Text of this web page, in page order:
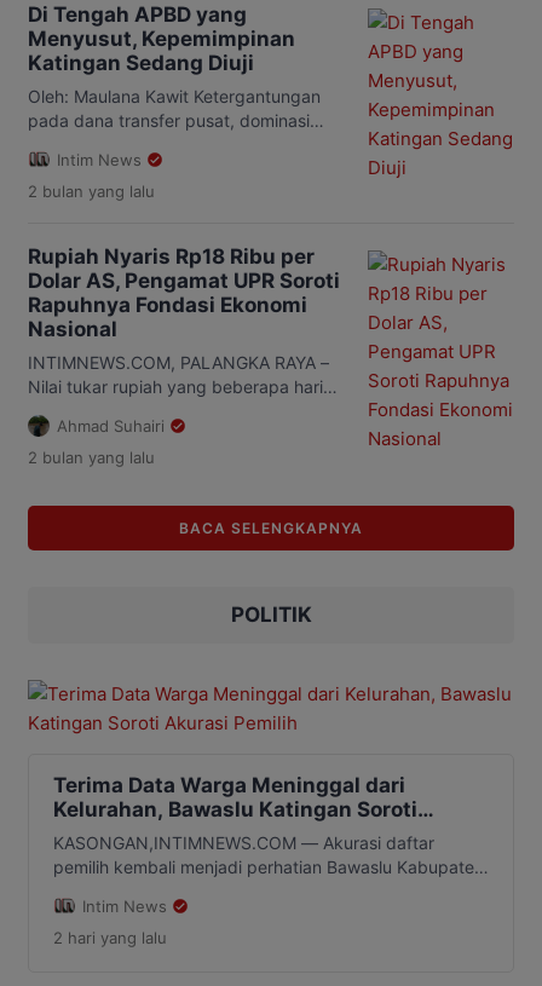
mulia. Visi ini menjadi arah besar
pemerintahan Bupati Saiful dan Wakil
Bupati Firdaus dalam merancang
kebijakan pembangunan jangka
panjang. Namun, ketika visi itu dibaca
Pusat […]
Di Tengah APBD yang
Menyusut, Kepemimpinan
Katingan Sedang Diuji
Oleh: Maulana Kawit Ketergantungan
pada dana transfer pusat, dominasi
pembangunan, hingga persoalan
layanan air bersih menjadi ujian awal
2026 dalam situasi yang tidak mudah.
Di saat masyarakat berharap
percepatan pembangunan, terutama
perbaikan infrastruktur jalan,
peningkatan layanan kesehatan,
pendidikan yang lebih baik, serta
pemerataan pembangunan hingga […]
Intim News
2 bulan yang lalu
Rupiah Nyaris Rp18 Ribu per
Dolar AS, Pengamat UPR Soroti
Rapuhnya Fondasi Ekonomi
Nasional
INTIMNEWS.COM, PALANGKA RAYA –
Nilai tukar rupiah yang beberapa hari
lalu sempat menembus level Rp18.000
per dolar AS menjadi perhatian
berbagai kalangan. Meski kini berada
Kamis, 17 Juni 2026, kondisi tersebut
dinilai menunjukkan masih rentannya
struktur ekonomi Indonesia terhadap
sekaligus dosen Fakultas Ekonomi dan
Ahmad Suhairi
2 bulan yang lalu
BACA SELENGKAPNYA
POLITIK
Terima Data Warga Meninggal dari
Kelurahan, Bawaslu Katingan Soroti
Akurasi Pemilih
KASONGAN,INTIMNEWS.COM — Akurasi daftar
pemilih kembali menjadi perhatian Bawaslu Kabupaten
menyampaikan data enam warga yang tercatat telah
meninggal dunia untuk menjadi bahan pengawasan
Intim News
2 hari yang lalu